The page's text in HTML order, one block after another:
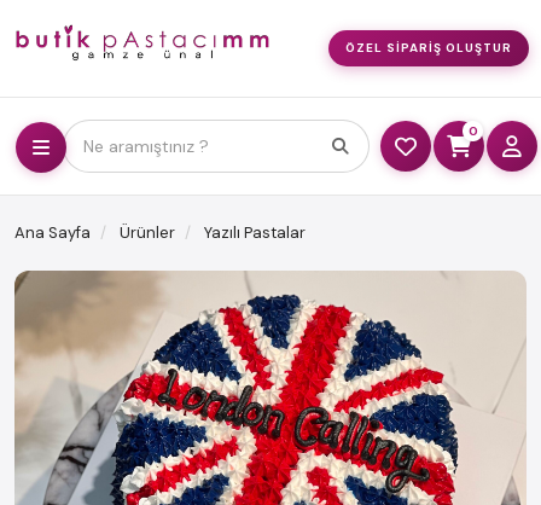
ÖZEL SIPARIŞ OLUŞTUR
Ne aramıştınız ?
0
Ana Sayfa Ürünler Yazılı Pastalar